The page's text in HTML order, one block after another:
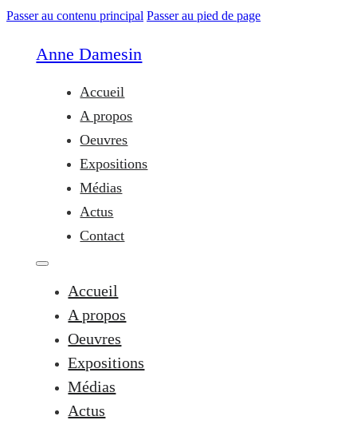
Passer au contenu principal Passer au pied de page
Anne Damesin
Accueil
A propos
Oeuvres
Expositions
Médias
Actus
Contact
Accueil
A propos
Oeuvres
Expositions
Médias
Actus